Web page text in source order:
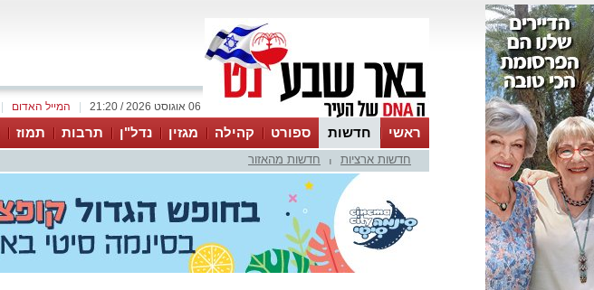
המייל האדום 06 אוגוסט 2026 / 21:20
ראשי חדשות ספורט קהילה מגזין נדל"ן תרבות תמוז
עסקים
טיפים והמלצותחדשות ארציות חדשות מהאזור